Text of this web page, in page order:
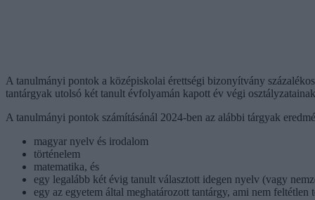
A tanulmányi pontok a középiskolai érettségi bizonyítvány
tantárgyak utolsó két tanult évfolyamán kapott év végi
A tanulmányi pontok számításánál 2024-ben az alábbi tárgyak
magyar nyelv és irodalom
történelem
matematika, és
egy legalább két évig tanult választott idegen nyelv (vagy
egy az egyetem által meghatározott tantárgy, ami nem feltétlen